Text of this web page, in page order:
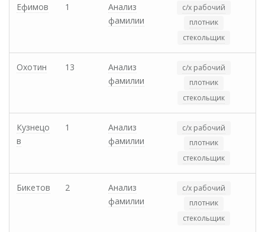
Ефимов 1
Анализ
фамилии
с/х рабочий
плотник
стекольщик
Охотин 13
Анализ
фамилии
с/х рабочий
плотник
стекольщик
Кузнецо
в
1
Анализ
фамилии
с/х рабочий
плотник
стекольщик
Бикетов 2
Анализ
фамилии
с/х рабочий
плотник
стекольщик